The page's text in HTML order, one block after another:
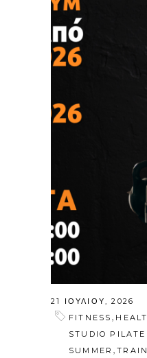
21 ΙΟΥΛΊΟΥ, 2026
FITNESS ,
STUDIO
SUMMER ,